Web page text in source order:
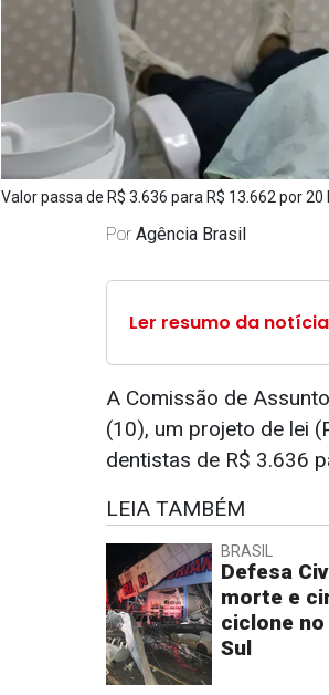
Valor passa de R$ 3.636 para R$ 13.662 por
Por Agência Brasil
Ler resumo da notícia
A Comissão de
(10), um projeto de lei
dentistas de R$ 3.636
LEIA TAMBÉM
BRASIL
Defesa
morte e
ciclone no
Sul